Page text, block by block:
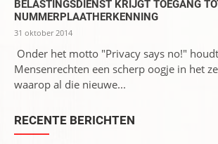
BELASTINGSDIENST KRIJGT TOEGANG
NUMMERPLAATHERKENNING
31 oktober 2014
Onder het motto "Privacy says no!"
Mensenrechten een scherp oogje in het
waarop al die nieuwe...
RECENTE BERICHTEN